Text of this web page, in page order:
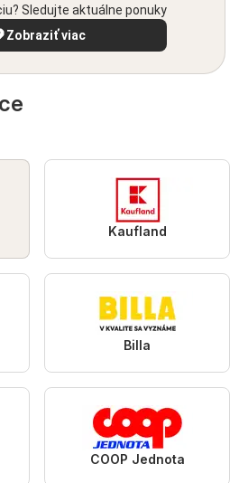
Sledujte aktuálne ponuky
Zobraziť viac
Kaufland
Billa
COOP Jednota